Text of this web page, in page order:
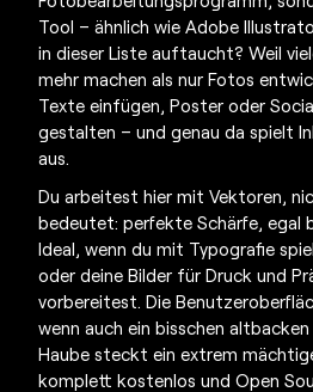
Tool – ähnlich wie Adobe
in dieser Liste auftaucht? Weil
mehr machen als nur Fotos
Texte einfügen, Poster oder
gestalten – und genau da spielt
aus.
Du arbeitest hier mit Vektoren,
bedeutet: perfekte Schärfe, egal
Ideal, wenn du mit Typografie
oder deine Bilder für Druck und
vorbereitest. Die
wenn auch ein bisschen
Haube steckt ein extrem
komplett kostenlos und Open